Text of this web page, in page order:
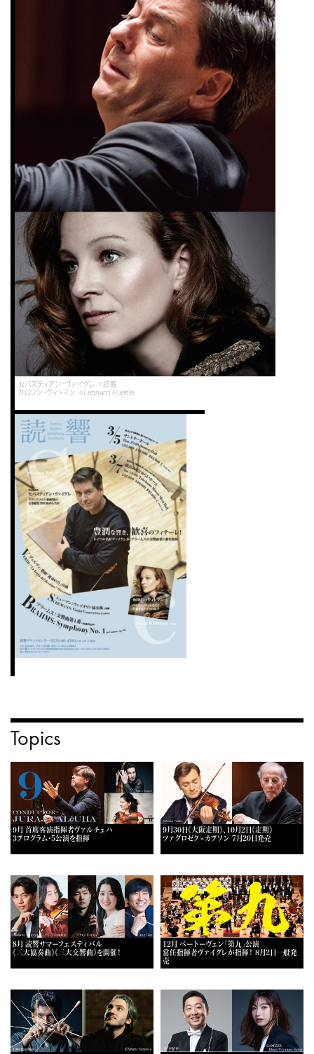
セバスティアン・ヴァイグレ：©読響
カロリン・ヴィトマン：©Lennard Ruehle
Topics
9月 首席客演指揮者ヴァルチュハ
3プログラム・5公演を指揮
9月30日《大阪定期》、10月2日《定期》
ツァグロゼク×カプソン 7月20日発売
8月 読響サマーフェスティバル
《三大協奏曲》《三大交響曲》を開催！
12月 ベートーヴェン「第九」公演
常任指揮者ヴァイグレが指揮！ 8月2日一般発
売